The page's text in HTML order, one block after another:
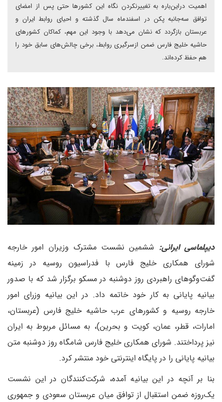
اهمیت دراین‌باره به تغییرنکردن نگاه این کشورها حتی پس از امضای
توافق سه‌جانبه پکن در اسفندماه سال گذشته و احیای روابط ایران و
عربستان بازگردد که نشان می‌دهد با وجود این مهم، کماکان کشورهای
حاشیه خلیج فارس ضمن ازسرگیری روابط، برخی چالش‌های سابق خود را
هم حفظ کرده‌اند.
دیپلماسی ایرانی: ششمین نشست مشترک وزیران امور خارجه
شورای همکاری خلیج فارس با فدراسیون روسیه در زمینه
گفت‌وگوهای راهبردی روز دوشنبه در مسکو برگزار شد که با صدور
بیانیه پایانی به کار خود خاتمه داد. در این بیانیه وزرای امور
خارجه روسیه و کشورهای عرب حاشیه خلیج فارس (عربستان،
امارات، قطر، عمان، کویت و بحرین)، به مسائل مربوط به ایران
نیز پرداختند. شورای همکاری خلیج فارس شامگاه روز دوشنبه متن
بیانیه پایانی را در پایگاه اینترنتی خود منتشر کرد.
بنا بر آنچه در این بیانیه آمده، شرکت‌کنندگان در این نشست
یک‌روزه ضمن استقبال از توافق میان عربستان سعودی و جمهوری